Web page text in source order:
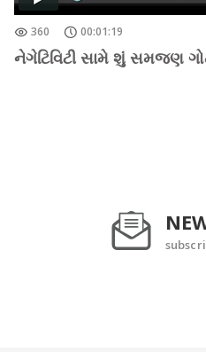
360 00:01:19
નેગેટિવિટી સામે શું સમજણ